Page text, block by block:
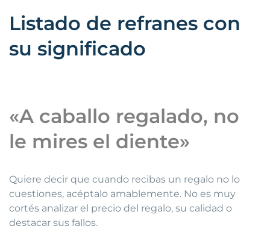
Listado de refranes con
su significado
«A caballo regalado, no
le mires el diente»
Quiere decir que cuando recibas un regalo no lo
cuestiones, acéptalo amablemente. No es muy
cortés analizar el precio del regalo, su calidad o
destacar sus fallos.